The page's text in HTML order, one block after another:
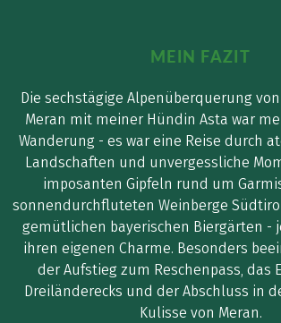
MEIN FAZIT
Die sechstägige Alpenüberquerung
Meran mit meiner Hündin Asta war
Wanderung - es war eine Reise durch
Landschaften und unvergessliche
imposanten Gipfeln rund um
sonnendurchfluteten Weinberge
gemütlichen bayerischen Biergärten -
ihren eigenen Charme. Besonders
der Aufstieg zum Reschenpass, das
Dreiländerecks und der Abschluss in
Kulisse von Meran.